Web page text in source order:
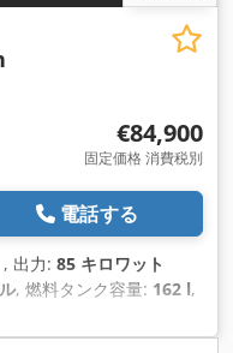
€84,900
固定価格 消費税別
電話する
, 出力: 85 キロワット
, 燃料タンク容量: 162 l,
:
:エアコン, 全輪駆動,